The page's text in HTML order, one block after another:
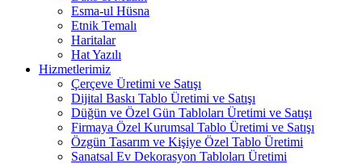
Esma-ul Hüsna
Etnik Temalı
Haritalar
Hat Yazılı
Hizmetlerimiz
Çerçeve Üretimi ve Satışı
Dijital Baskı Tablo Üretimi ve Satışı
Düğün ve Özel Gün Tabloları Üretimi ve Satışı
Firmaya Özel Kurumsal Tablo Üretimi ve Satışı
Özgün Tasarım ve Kişiye Özel Tablo Üretimi
Sanatsal Ev Dekorasyon Tabloları Üretimi